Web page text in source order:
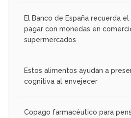
El Banco de España recuerda
pagar con monedas en
supermercados
Estos alimentos ayudan a
cognitiva al envejecer
Copago farmacéutico para